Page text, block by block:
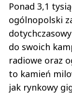
Ponad 3,1
ogólnopolski
do swoich
radiowe oraz
to kamień
jak rynkowy